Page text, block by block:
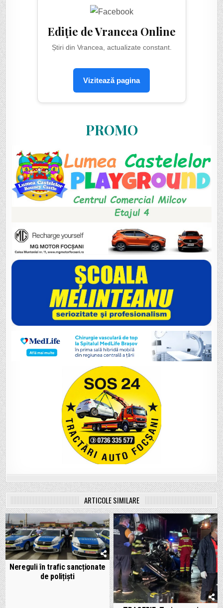
Ediție de Vrancea Online
Știri din Vrancea, actualizate constant.
Vizitează pagina
PROMO
ARTICOLE SIMILARE
Nereguli în trafic sancționate
de polițiști